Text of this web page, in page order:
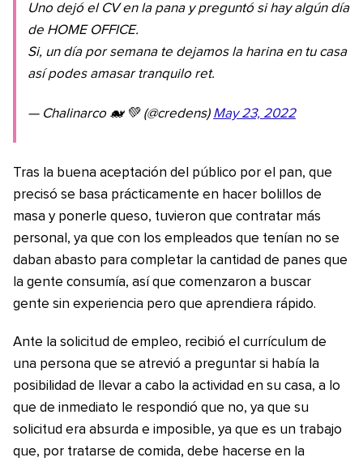
Uno dejó el CV en la pana y preguntó si hay algún día
de HOME OFFICE.
Si, un día por semana te dejamos la harina en tu casa
así podes amasar tranquilo ret.
— Chalinarco 🐋 💚 (@credens) May 23, 2022
Tras la buena aceptación del público por el pan, que
precisó se basa prácticamente en hacer bolillos de
masa y ponerle queso, tuvieron que contratar más
personal, ya que con los empleados que tenían no se
daban abasto para completar la cantidad de panes que
la gente consumía, así que comenzaron a buscar
gente sin experiencia pero que aprendiera rápido.
Ante la solicitud de empleo, recibió el currículum de
una persona que se atrevió a preguntar si había la
posibilidad de llevar a cabo la actividad en su casa, a lo
que de inmediato le respondió que no, ya que su
solicitud era absurda e imposible, ya que es un trabajo
que, por tratarse de comida, debe hacerse en la